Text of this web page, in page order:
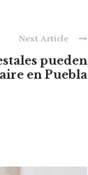
Next Article
pueden
en Puebla